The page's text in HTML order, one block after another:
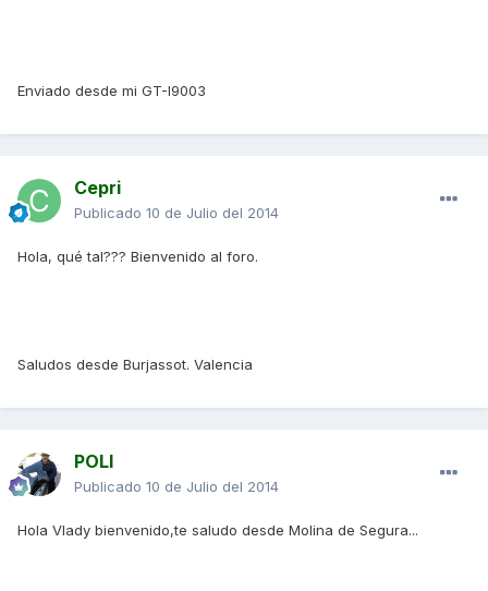
Enviado desde mi GT-I9003
Cepri
Publicado 10 de Julio del 2014
Hola, qué tal??? Bienvenido al foro.
Saludos desde Burjassot. Valencia
POLI
Publicado 10 de Julio del 2014
Hola Vlady bienvenido,te saludo desde Molina de Segura...